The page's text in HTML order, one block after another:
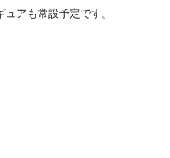
アも常設予定です。